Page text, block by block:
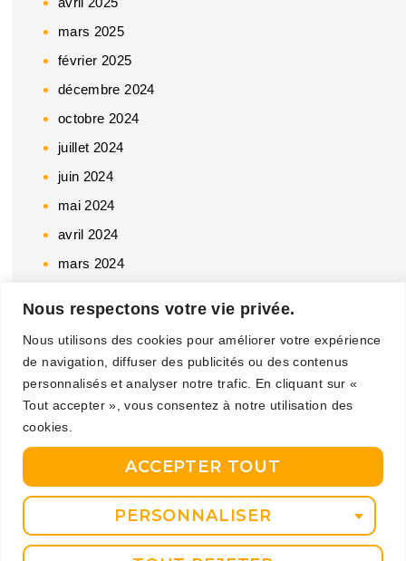
Nous respectons votre vie privée.
Nous utilisons des cookies pour améliorer votre expérience
de navigation, diffuser des publicités ou des contenus
personnalisés et analyser notre trafic. En cliquant sur «
Tout accepter », vous consentez à notre utilisation des
cookies.
PERSONNALISER
ACCEPTER TOUT
mars 2025
février 2025
décembre 2024
octobre 2024
juillet 2024
juin 2024
mai 2024
avril 2024
mars 2024
décembre 2023
octobre 2023
juin 2023
mars 2023
février 2023